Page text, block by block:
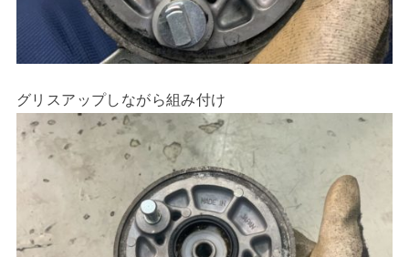
グリスアップしながら組み付け